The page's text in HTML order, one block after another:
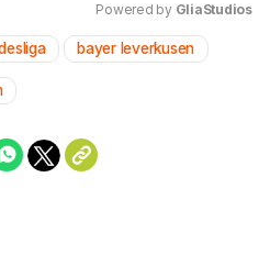
Mute
Powered by GliaStudios
bayer leverkusen